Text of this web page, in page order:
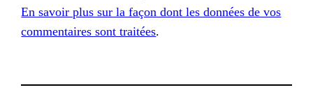
En savoir plus sur la façon dont les données de vos
commentaires sont traitées.